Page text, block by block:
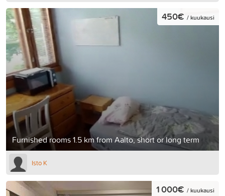
Furnished rooms 1.5 km from Aalto, short or long term
450€ / kuukausi
Isto K
1 000€ / kuukausi